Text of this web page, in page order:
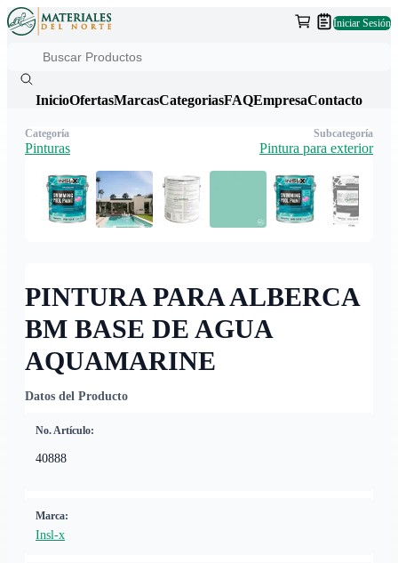
Iniciar Sesión
InicioOfertasMarcasCategoriasFAQEmpresaContacto
PINTURA PARA ALBERCA
BM BASE DE AGUA
AQUAMARINE
Datos del Producto
No. Artículo:
40888
Marca:
Insl-x
Categoría
Pinturas
Subcategoría
Pintura para exterior